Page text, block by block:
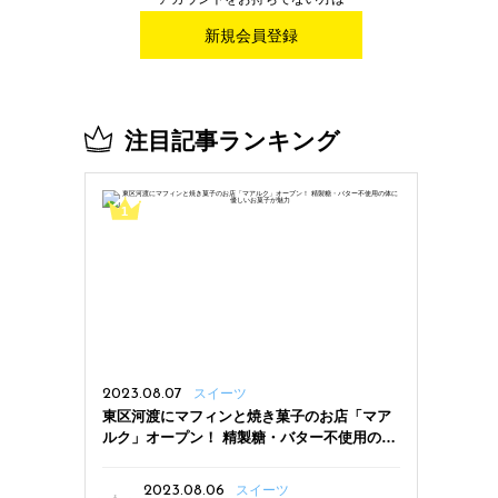
新規会員登録
注目記事ランキング
2023.08.07 スイーツ
東区河渡にマフィンと焼き菓子のお店「マア
ルク」オープン！ 精製糖・バター不使用の体
2023.08.06
スイーツ